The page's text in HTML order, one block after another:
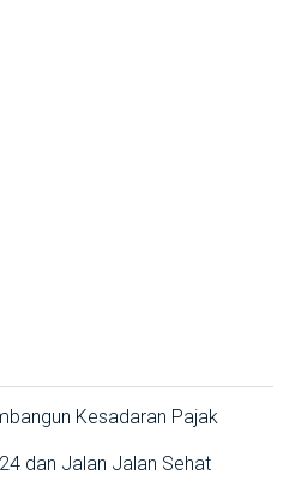
Kesadaran Pajak
dan Jalan Jalan Sehat